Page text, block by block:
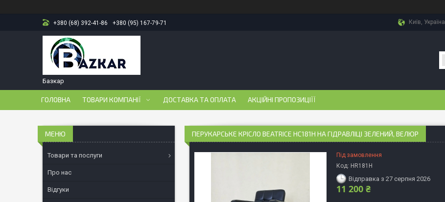
+380 (68) 392-41-86 +380 (95) 167-79-71 Київ, Україна
Базкар
ГОЛОВНА ТОВАРИ КОМПАНІЇ ДОСТАВКА ТА ОПЛАТА АКЦІЙНІ ПРОПОЗИЦІЇЇ
ПЕРУКАРСЬКЕ КРІСЛО BEATRICE HC181H НА ГІДРАВЛІЦІ ЗЕЛЕНИЙ, ВЕЛЮР
Під замовлення
Код: HR181H
Відправка з 27 серпня 2026
11 200 ₴
Товари та послуги
Про нас
Відгуки